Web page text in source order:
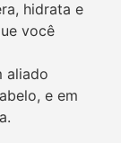
hidrata e
você
aliado
e em